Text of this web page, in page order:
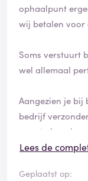
Een schande is
geld.
Dit was ons
Als je iets
geen product
Update :
Partner
Dus alles terug
ophaalpunt
wij betalen voor
Soms verstuurt
wel allemaal
Aangezien je bij
bedrijf
meeste
Lees de
Geplaatst op: